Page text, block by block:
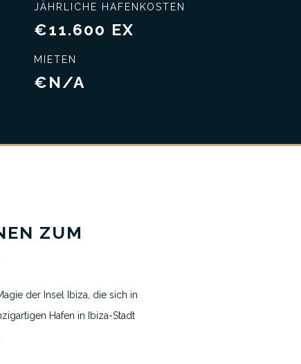
JÄHRLICHE HAFENKOSTEN
€11.600 EX
MIETEN
€N/A
ZUM
der Insel Ibiza, die sich in
Hafen in Ibiza-Stadt
Exklusiver Service